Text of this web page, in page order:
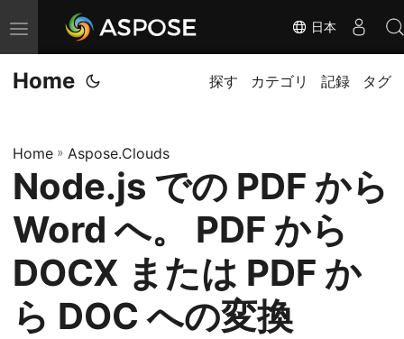
ナ
ビ
ゲ
ョ
ン
切
り
替
え
日本
Home 探す カテゴリ 記録 タグ
Home » Aspose.Clouds
Node.js での PDF から
Word へ。 PDF から
DOCX または PDF か
ら DOC への変換